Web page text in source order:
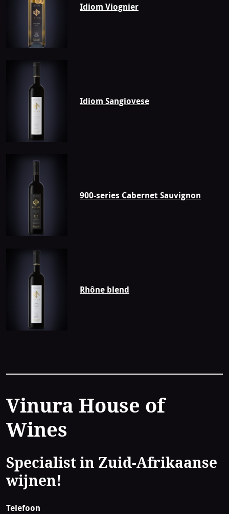
Idiom Viognier
Idiom Sangiovese
900-series Cabernet Sauvignon
Rhône blend
Contact
Vinura House of
Wines
Specialist in Zuid-Afrikaanse
wijnen!
Telefoon